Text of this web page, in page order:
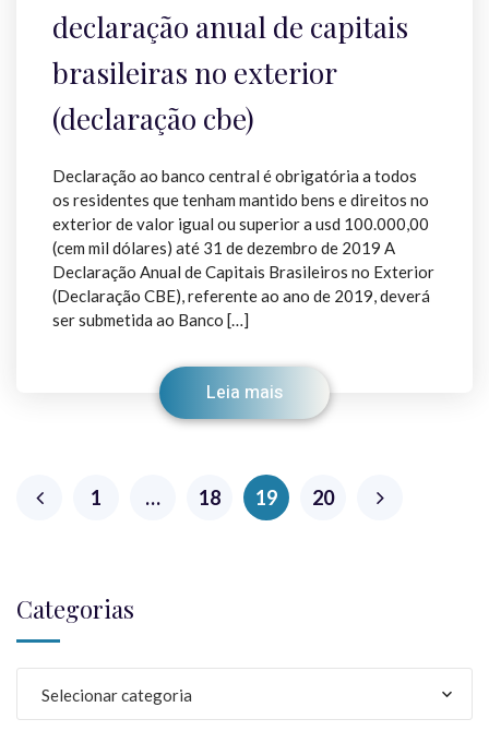
declaração anual de capitais
brasileiras no exterior
(declaração cbe)
Declaração ao banco central é obrigatória a todos
os residentes que tenham mantido bens e direitos no
exterior de valor igual ou superior a usd 100.000,00
(cem mil dólares) até 31 de dezembro de 2019 A
Declaração Anual de Capitais Brasileiros no Exterior
(Declaração CBE), referente ao ano de 2019, deverá
ser submetida ao Banco […]
Leia mais
1 … 18 19 20
Categorias
Selecionar categoria